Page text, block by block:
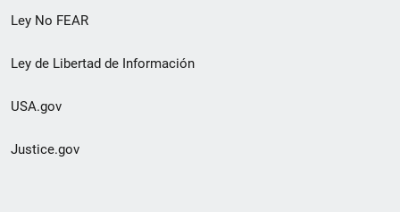
página
Ley No FEAR
Ley de Libertad de Información
USA.gov
Justice.gov